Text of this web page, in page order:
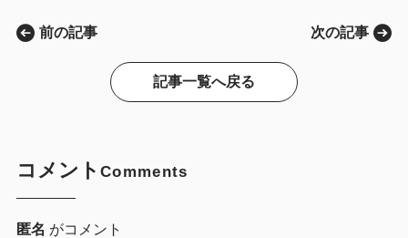
前の記事
記事一覧へ戻る
次の記事
コメント Comments
匿名 がコメント